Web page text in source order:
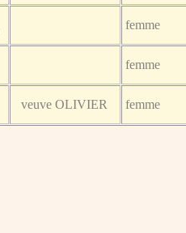
femme
femme
veuve OLIVIER femme